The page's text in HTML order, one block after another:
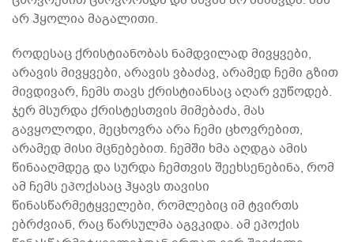
არ ჰყოლია მაგალითი.
როდესაც ქრისტიანობას ნამდვილად მივყვები,
არავის მივყვები, არავის ვბაძავ, არამედ ჩემი გზით
მივდივარ, ჩემს თავს ქრისტიანსაც აღარ ვუწოდებ.
ჯერ მსურდა ქრისტესთვის მიმებაძა, მას
გავყოლოდი, მეცხოვრა არა ჩემი ცხოვრებით,
არამედ მისი მცნებებით. ჩემში ხმა აღდგა ამის
წინააღმდეგ და სურდა ჩემთვის შეეხსენებინა, რომ
ამ ჩემს ეპოქასაც ჰყავს თავისი
წინასწარმეტყველები, რომლებიც იმ ტვირთს
ებრძვიან, რაც წარსულმა აგვკიდა. ამ ეპოქის